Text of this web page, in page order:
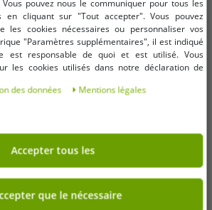
récompenses Outlet46
pouvez nous le communiquer pour tous les
en cliquant sur "Tout accepter". Vous pouvez
les cookies nécessaires ou personnaliser vos
"Paramètres supplémentaires", il est indiqué
est responsable de quoi et est utilisé. Vous
les cookies utilisés dans notre déclaration de
Les coordonnées se trouvent dans les
des données Mentions légales
Accepter tous les
que le nécessaire